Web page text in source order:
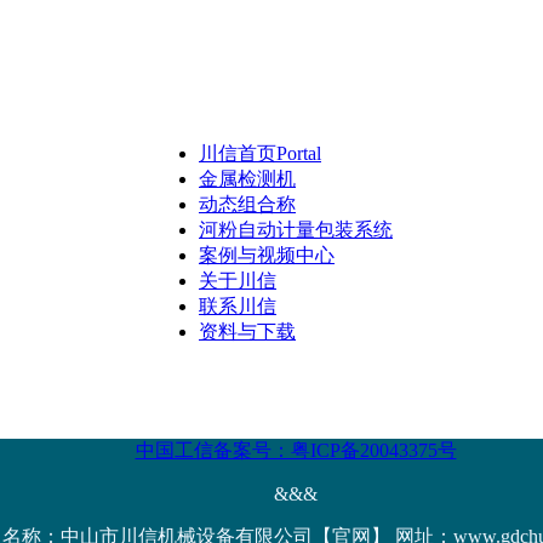
川信首页Portal
金属检测机
动态组合称
河粉自动计量包装系统
案例与视频中心
关于川信
联系川信
资料与下载
中国工信备案号：粤ICP备20043375号
&&&
称：中山市川信机械设备有限公司【官网】 网址：